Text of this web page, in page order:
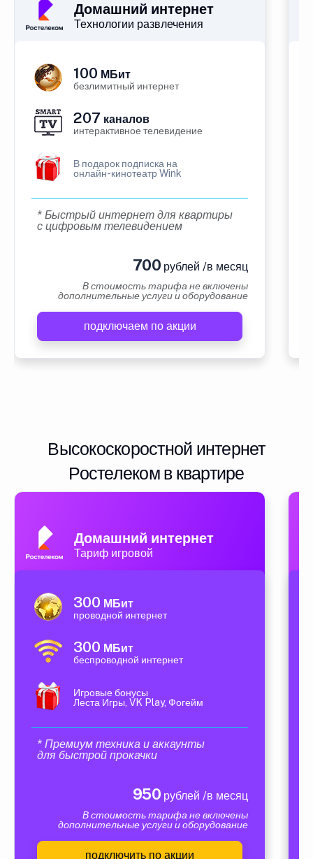
Домашний интернет
Технологии развлечения
100 МБит
безлимитный интернет
207 каналов
интерактивное телевидение
В подарок подписка на
онлайн-кинотеатр Wink
* Быстрый интернет для квартиры
с цифровым телевидением
700 рублей /в месяц
В стоимость тарифа не включены
дополнительные услуги и оборудование
подключаем по акции
Высокоскоростной интернет
Ростелеком в квартире
Домашний интернет
Тариф игровой
300 МБит
проводной интернет
300 МБит
беспроводной интернет
Игровые бонусы
Леста Игры, VK Play, Фогейм
* Премиум техника и аккаунты
для быстрой прокачки
950 рублей /в месяц
В стоимость тарифа не включены
дополнительные услуги и оборудование
подключить по акции